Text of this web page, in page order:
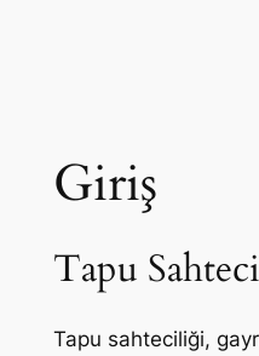
Giriş
Tapu
Tapu sahteciliği,